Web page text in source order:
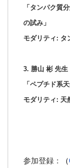
「タンパク質
の試み」
モダリティ: タ
3. 勝山 彬 先生
「ペプチド系
モダリティ: 天
参加登録： （